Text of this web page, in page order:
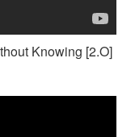
Knowing [2.O]